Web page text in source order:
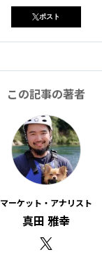
ポスト
この記事の著者
マーケット・アナリスト
真田 雅幸